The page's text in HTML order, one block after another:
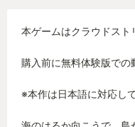
本ゲームはクラウドスト
購入前に無料体験版での
※本作は日本語に対応し